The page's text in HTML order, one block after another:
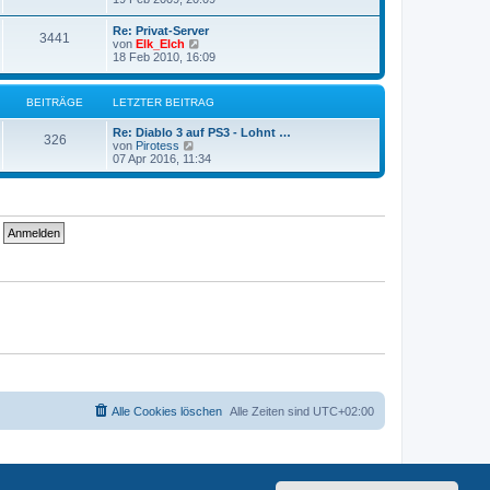
e
r
B
i
t
r
a
g
s
t
e
r
B
e
i
t
a
3441
Re: Privat-Server
von Elk_Elch
e
e
t
e
r
e
i
a
18 Feb 2010, 16:09
BEITRÄGE LETZTER BEITRAG
326
Re: Diablo 3 auf PS3 - Lohnt …
von Pirotess
e
u
07 Apr 2016, 11:34
Alle Zeiten sind UTC+02:00
Alle Cookies löschen